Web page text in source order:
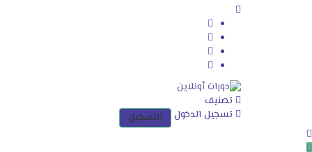
تصنيف
تسجيل الدخول
التسجيل